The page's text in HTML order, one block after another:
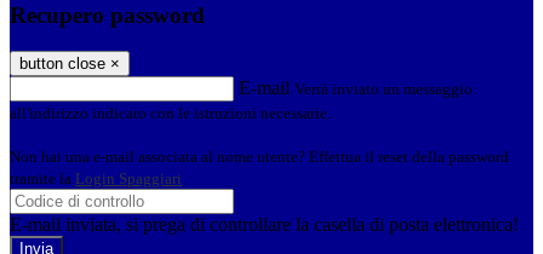
Recupero password
button close ×
E-mail Verrà inviato un messaggio
all'indirizzo indicato con le istruzioni necessarie.
Non hai una e-mail associata al nome utente? Effettua il reset della password
tramite la Login Spaggiari
E-mail inviata, si prega di controllare la casella di posta elettronica!